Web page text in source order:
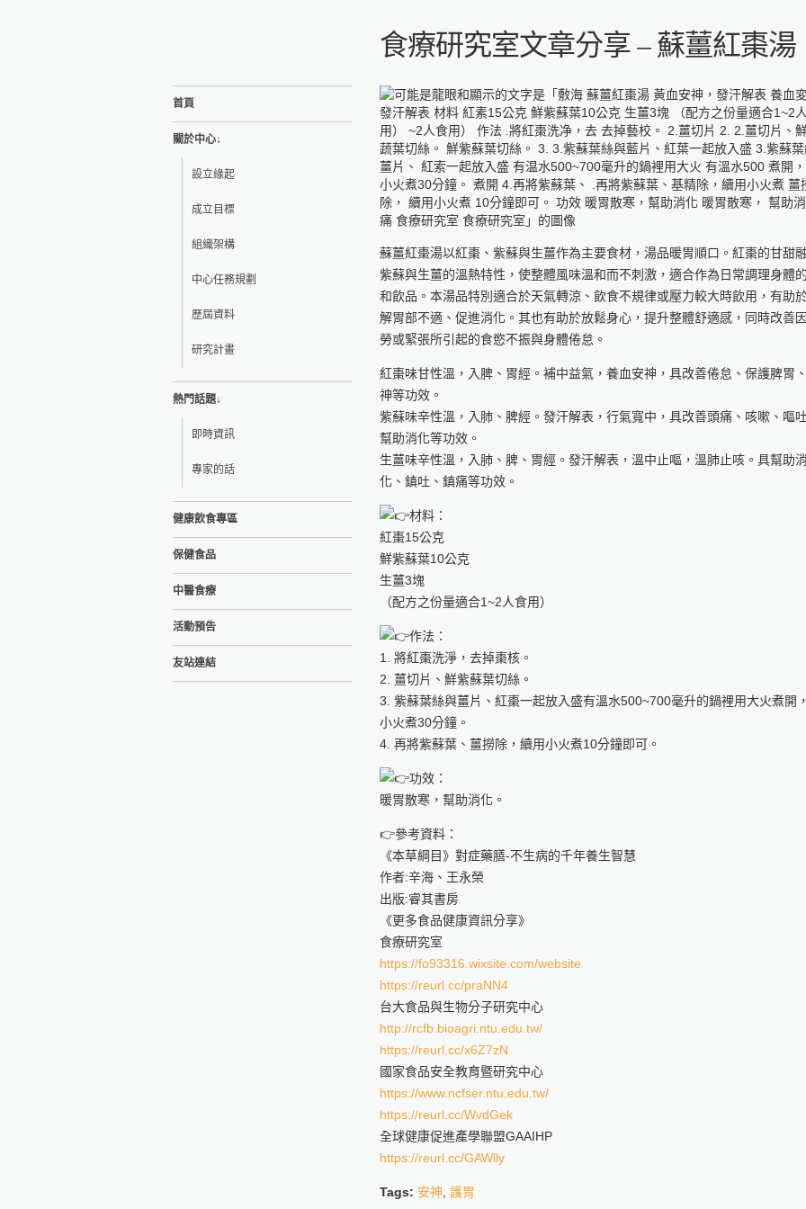
食療研究室文章分享 – 蘇薑紅棗湯
首頁
關於中心↓
設立緣起
成立目標
組織架構
中心任務規劃
歷屆資料
研究計畫
熱門話題↓
即時資訊
專家的話
健康飲食專區
保健食品
中醫食療
活動預告
友站連結
蘇薑紅棗湯以紅棗、紫蘇與生薑作為主要食材，湯品暖胃順口。紅棗的甘甜
紫蘇與生薑的溫熱特性，使整體風味溫和而不刺激，適合作為日常調理身體
和飲品。本湯品特別適合於天氣轉涼、飲食不規律或壓力較大時飲用，有助
解胃部不適、促進消化。其也有助於放鬆身心，提升整體舒適感，同時改善
勞或緊張所引起的食慾不振與身體倦怠。
紅棗味甘性溫，入脾、胃經。補中益氣，養血安神，具改善倦怠、保護脾胃
神等功效。
紫蘇味辛性溫，入肺、脾經。發汗解表，行氣寬中，具改善頭痛、咳嗽、嘔吐
幫助消化等功效。
生薑味辛性溫，入肺、脾、胃經。發汗解表，溫中止嘔，溫肺止咳。具幫助消
化、鎮吐、鎮痛等功效。
材料：
紅棗15公克
鮮紫蘇葉10公克
生薑3塊
（配方之份量適合1~2人食用）
作法：
1. 將紅棗洗淨，去掉棗核。
2. 薑切片、鮮紫蘇葉切絲。
3. 紫蘇葉絲與薑片、紅棗一起放入盛有溫水500~700毫升的鍋裡用大火煮開
小火煮30分鐘。
4. 再將紫蘇葉、薑撈除，續用小火煮10分鐘即可。
功效：
暖胃散寒，幫助消化。
👉參考資料：
《本草綱目》對症藥膳-不生病的千年養生智慧
作者:辛海、王永榮
出版:睿其書房
《更多食品健康資訊分享》
食療研究室
https://fo93316.wixsite.com/website
https://reurl.cc/praNN4
台大食品與生物分子研究中心
http://rcfb.bioagri.ntu.edu.tw/
https://reurl.cc/x6Z7zN
國家食品安全教育暨研究中心
https://www.ncfser.ntu.edu.tw/
https://reurl.cc/WvdGek
全球健康促進產學聯盟GAAIHP
https://reurl.cc/GAWlly
Tags: 安神 護胃